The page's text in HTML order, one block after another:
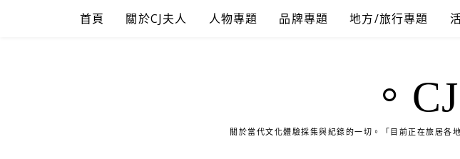
首頁 關於CJ夫人 人物專題 品牌專題 地方/旅行專題
。
關於當代文化體驗採集與紀錄的一切。「目前正在旅居各